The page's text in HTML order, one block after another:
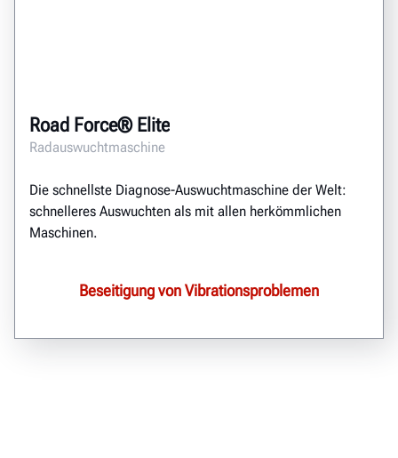
Road Force® Elite
Radauswuchtmaschine
Die schnellste Diagnose-Auswuchtmaschine der Welt:
schnelleres Auswuchten als mit allen herkömmlichen
Maschinen.
Beseitigung von Vibrationsproblemen